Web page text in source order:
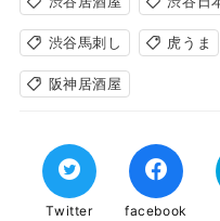
渋谷馬刺し 虎うま
阪神居酒屋
Twitter facebook